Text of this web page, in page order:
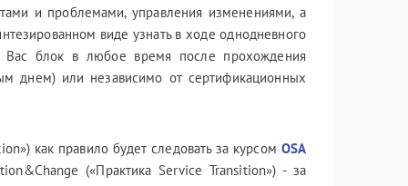
и проблемами, управления изменениями, а
виде узнать в ходе однодневного
Вас блок в любое время после прохождения
днем) или независимо от сертификационных
как правило будет следовать за курсом OSA
(«Практика Service Transition») - за